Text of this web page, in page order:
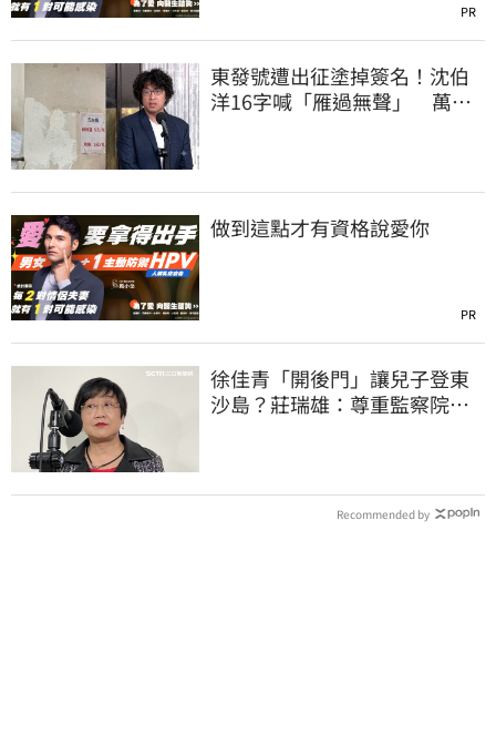
PR
東發號遭出征塗掉簽名！沈伯
洋16字喊「雁過無聲」 萬人
做到這點才有資格說愛你
PR
徐佳青「開後門」讓兒子登東
沙島？莊瑞雄：尊重監察院調
Recommended by